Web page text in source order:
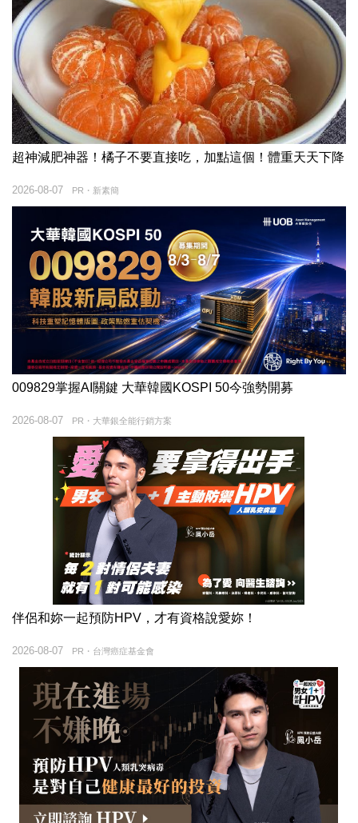
超神減肥神器！橘子不要直接吃，加點這個！體重天天下降
PR・新素簡
2026-08-07
009829掌握AI關鍵 大華韓國KOSPI 50今強勢開募
PR・大華銀全能行銷方案
2026-08-07
伴侶和妳一起預防HPV，才有資格說愛妳！
PR・台灣癌症基金會
2026-08-07